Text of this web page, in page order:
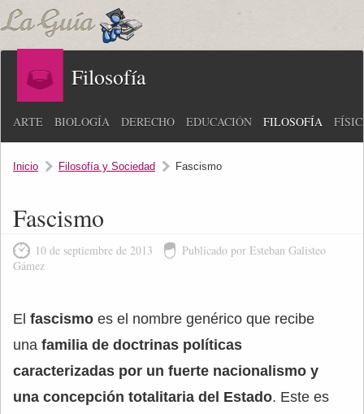
Filosofía
ARTE BIOLOGÍA DERECHO EDUCACIÓN FILOSOFÍA
Inicio Filosofía y Sociedad Fascismo
Fascismo
10 de septiembre de 2013
Publicado por Esteban Galisteo
Gámez
El fascismo es el nombre genérico que recibe
una familia de doctrinas políticas
caracterizadas por un fuerte nacionalismo y
una concepción totalitaria del Estado. Este es